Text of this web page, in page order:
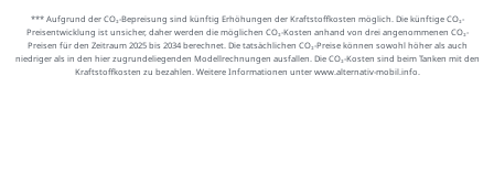
*** Aufgrund der CO₂-Bepreisung sind künftig Erhöhungen der Kraftstoffkosten möglich. Die künftige CO₂-
Preisentwicklung ist unsicher, daher werden die möglichen CO₂-Kosten anhand von drei angenommenen CO₂-
Preisen für den Zeitraum 2025 bis 2034 berechnet. Die tatsächlichen CO₂-Preise können sowohl höher als auch
niedriger als in den hier zugrundeliegenden Modellrechnungen ausfallen. Die CO₂-Kosten sind beim Tanken mit den
Kraftstoffkosten zu bezahlen. Weitere Informationen unter www.alternativ-mobil.info.